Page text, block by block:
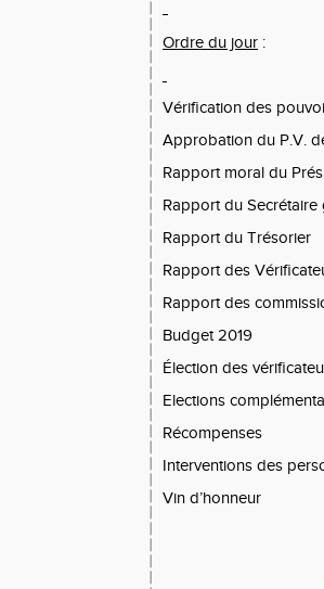
Ordre du jour :
Vérification des
Approbation du P.V.
Rapport moral du
Rapport du Secrétaire
Rapport du Trésorier
Rapport des
Rapport des
Budget 2019
Élection des
Elections
Récompenses
Interventions des
Vin d’honneur